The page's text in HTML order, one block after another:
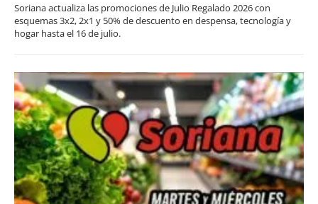
Soriana actualiza las promociones de Julio Regalado 2026 con
esquemas 3x2, 2x1 y 50% de descuento en despensa, tecnología y
hogar hasta el 16 de julio.